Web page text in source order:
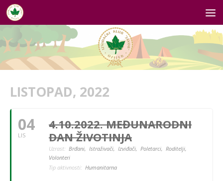
Skip to content
LISTOPAD, 2022
04
LIS
4.10.2022. MEĐUNARODNI
DAN ŽIVOTINJA
Uzrast: Brđani, Istraživači, Izviđači, Poletarci, Roditelji,
Volonteri
Tip aktivnosti: Humanitarna